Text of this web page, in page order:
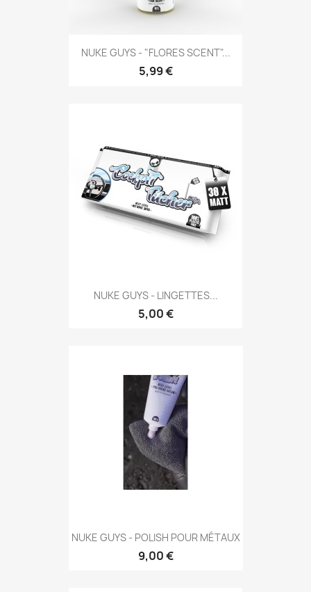
NUKE GUYS - "FLORES SCENT"...
5,99 €
NUKE GUYS - LINGETTES...
5,00 €
NUKE GUYS - POLISH POUR MÉTAUX
9,00 €